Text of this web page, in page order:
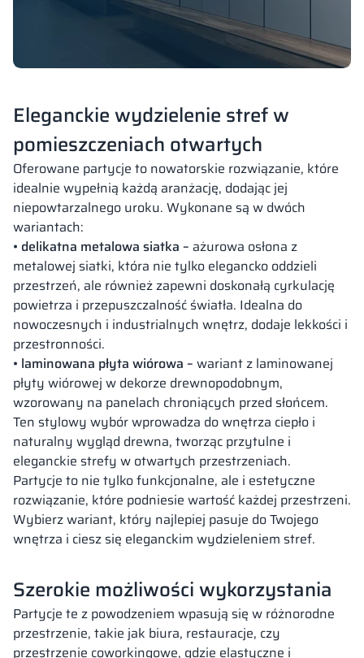
Eleganckie wydzielenie stref w
pomieszczeniach otwartych
Oferowane partycje to nowatorskie rozwiązanie, które
idealnie wypełnią każdą aranżację, dodając jej
niepowtarzalnego uroku. Wykonane są w dwóch
wariantach:
• delikatna metalowa siatka – ażurowa osłona z
metalowej siatki, która nie tylko elegancko oddzieli
przestrzeń, ale również zapewni doskonałą cyrkulację
powietrza i przepuszczalność światła. Idealna do
nowoczesnych i industrialnych wnętrz, dodaje lekkości i
przestronności.
• laminowana płyta wiórowa – wariant z laminowanej
płyty wiórowej w dekorze drewnopodobnym,
wzorowany na panelach chroniących przed słońcem.
Ten stylowy wybór wprowadza do wnętrza ciepło i
naturalny wygląd drewna, tworząc przytulne i
eleganckie strefy w otwartych przestrzeniach.
Partycje to nie tylko funkcjonalne, ale i estetyczne
rozwiązanie, które podniesie wartość każdej przestrzeni.
Wybierz wariant, który najlepiej pasuje do Twojego
wnętrza i ciesz się eleganckim wydzieleniem stref.
Szerokie możliwości wykorzystania
Partycje te z powodzeniem wpasują się w różnorodne
przestrzenie, takie jak biura, restauracje, czy
przestrzenie coworkingowe, gdzie elastyczne i